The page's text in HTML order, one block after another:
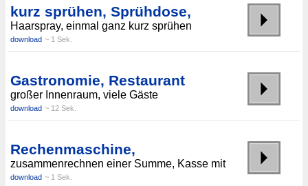
kurz sprühen, Sprühdose,
Haarspray, einmal ganz kurz sprühen
download ~ 1 Sek.
Gastronomie, Restaurant
großer Innenraum, viele Gäste
download ~ 12 Sek.
Rechenmaschine,
zusammenrechnen einer Summe, Kasse mit
download ~ 1 Sek.